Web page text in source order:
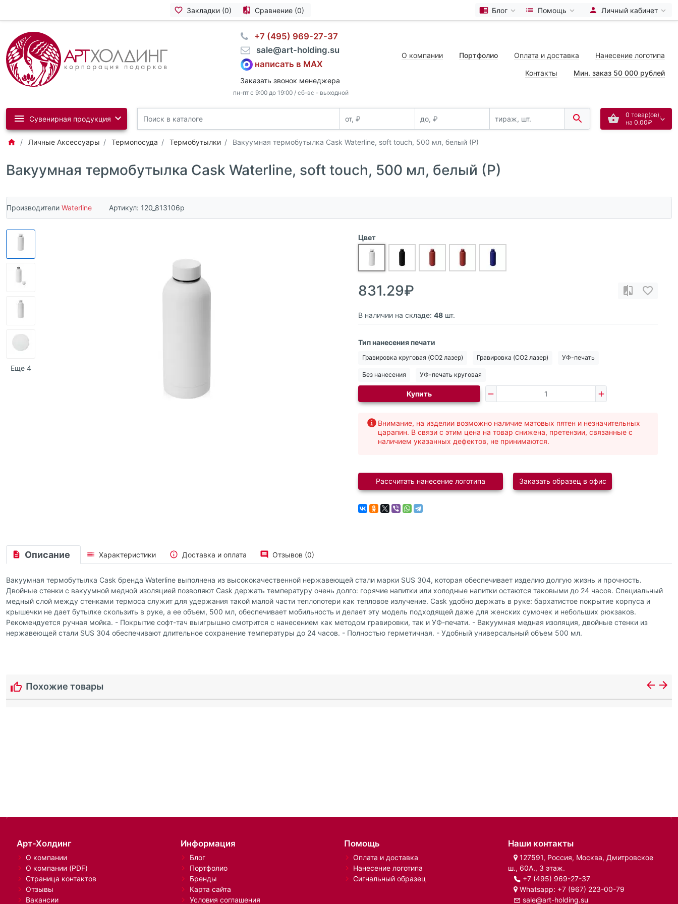
Закладки (0) Сравнение (0) Блог Помощь Личный кабинет
⠀+7 (495) 969-27-37
⠀sale@art-holding.su
написать в MAX
Заказать звонок менеджера
пн-пт с 9:00 до 19:00 / сб-вс - выходной
О компании Портфолио Оплата и доставка Нанесение логотипа
Контакты Мин. заказ 50 000 рублей
0 товар(ов),
на 0.00₽
Сувенирная продукция
Личные Аксессуары Термопосуда Термобутылки Вакуумная термобутылка Cask Waterline, soft touch, 500 мл, белый (Р)
Вакуумная термобутылка Cask Waterline, soft touch, 500 мл, белый (Р)
Производители Waterline Артикул: 120_813106p
Еще 4
Цвет
831.29₽
В наличии на складе: 48 шт.
Тип нанесения печати
Гравировка круговая (CO2 лазер) Гравировка (CO2 лазер) УФ-печать
Без нанесения УФ-печать круговая
Купить
Внимание, на изделии возможно наличие матовых пятен и незначительных
царапин. В связи с этим цена на товар снижена, претензии, связанные с
наличием указанных дефектов, не принимаются.
Рассчитать нанесение логотипа Заказать образец в офис
Описание Характеристики Доставка и оплата Отзывов (0)
Вакуумная термобутылка Cask бренда Waterline выполнена из высококачественной нержавеющей стали марки SUS 304, которая обеспечивает изделию долгую жизнь и прочность.
Двойные стенки с вакуумной медной изоляцией позволяют Cask держать температуру очень долго: горячие напитки или холодные напитки остаются таковыми до 24 часов. Специальный
медный слой между стенками термоса служит для удержания такой малой части теплопотери как тепловое излучение. Cask удобно держать в руке: бархатистое покрытие корпуса и
крышечки не дает бутылке скользить в руке, а ее объем, 500 мл, обеспечивает мобильность и делает эту модель подходящей даже для женских сумочек и небольших рюкзаков.
Рекомендуется ручная мойка. - Покрытие софт-тач выигрышно смотрится с нанесением как методом гравировки, так и УФ-печати. - Вакуумная медная изоляция, двойные стенки из
нержавеющей стали SUS 304 обеспечивают длительное сохранение температуры до 24 часов. - Полностью герметичная. - Удобный универсальный объем 500 мл.
Похожие товары
Арт-Холдинг
О компании
О компании (PDF)
Страница контактов
Отзывы
Вакансии
Информация
Блог
Портфолио
Бренды
Карта сайта
Условия соглашения
Помощь
Оплата и доставка
Нанесение логотипа
Сигнальный образец
Наши контакты
127591, Россия, Москва, Дмитровское
ш., 60А., 3 этаж.
+7 (495) 969-27-37
Whatsapp: +7 (967) 223-00-79
sale@art-holding.su